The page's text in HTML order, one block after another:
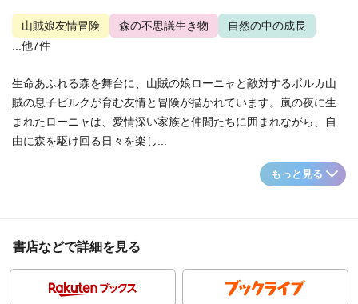
山賊娘友情冒険 森の不思議生き物
自然の中の成長
...他7件
生命あふれる森を舞台に、山賊の娘ローニャと敵対するボルカ山
賊の息子ビルクが育む友情と冒険が描かれています。嵐の夜に生
まれたローニャは、愛情深い家族と仲間たちに囲まれながら、自
由に森を駆け回る日々を楽し...
もっと見る
書店などで詳細を見る